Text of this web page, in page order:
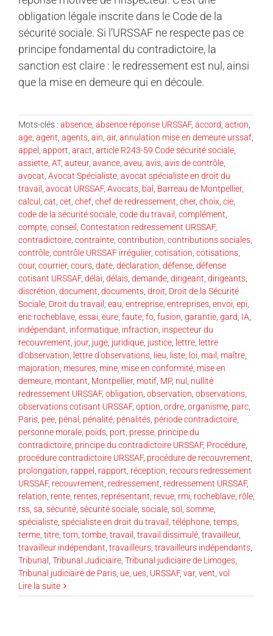
obligation légale inscrite dans le Code de la
sécurité sociale. Si l’URSSAF ne respecte pas ce
principe fondamental du contradictoire, la
sanction est claire : le redressement est nul, ainsi
que la mise en demeure qui en découle.
Mots-clés : absence, absence réponse URSSAF, accord, action,
age, agent, agents, ain, air, annulation mise en demeure urssaf,
appel , apport, aract, article R243-59 Code sécurité sociale,
assiette, AT, auteur, avance, aveu, avis, avis de contrôle,
avocat, Avocat Spécialiste, avocat spécialiste en droit du
travail , avocat URSSAF, Avocats, bal , Barreau de Montpellier,
calcul , cat, cet, chef, chef de redressement, cher, choix, cie,
code de la sécurité sociale, code du travail , complément,
compte, conseil , Contestation redressement URSSAF,
contradictoire, contrainte, contribution, contributions sociales,
contrôle, contrôle URSSAF irrégulier, cotisation, cotisations,
cour, courrier, cours, date, déclaration, défense, défense
cotisant URSSAF, délai, délais, demande, dirigeant, dirigeants,
discrétion, document, documents, droit, Droit de la Sécurité
Sociale, Droit du travail , eau, entreprise, entreprises, envoi, epi,
eric rocheblave, essai, eure, faute, fo, fusion, garantie, gard, IA,
indépendant, informatique, infraction, inspecteur du
recouvrement, jour, juge, juridique, justice, lettre, lettre
d'observation, lettre d'observations, lieu, liste, loi, mail , maître,
majoration, mesures, mine, mise en conformité, mise en
demeure, montant, Montpellier, motif, MP, nul , nullité
redressement URSSAF, obligation, observation, observations,
observations cotisant URSSAF, option, ordre, organisme, parc,
Paris, pee, pénal , pénalité, pénalités, période contradictoire,
personne morale, poids, port, presse, principe du
contradictoire, principe du contradictoire URSSAF, Procédure,
procédure contradictoire URSSAF, procédure de recouvrement,
prolongation, rappel , rapport, réception, recours redressement
URSSAF, recouvrement, redressement, redressement URSSAF,
relation, rente, rentes, représentant, revue, rmi, rocheblave, rôle,
rss, sa, sécurité, sécurité sociale, sociale, sol , somme,
spécialiste, spécialiste en droit du travail , téléphone, temps,
terme, titre, tom, tombe, travail , travail dissimulé, travailleur,
travailleur indépendant, travailleurs, travailleurs indépendants,
Tribunal , Tribunal Judiciaire, Tribunal judiciaire de Limoges,
Tribunal judiciaire de Paris, ue, ues, URSSAF, var, vent, vol
Lire la suite